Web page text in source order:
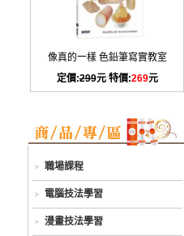
像真的一樣 色鉛筆寫實教室
定價:299元 特價:269元
職場課程
電腦技法學習
漫畫技法學習